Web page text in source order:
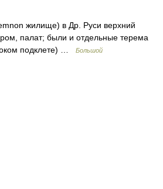
жилище) в Др. Руси верхний
палат; были и отдельные терема
подклете) …
Большой